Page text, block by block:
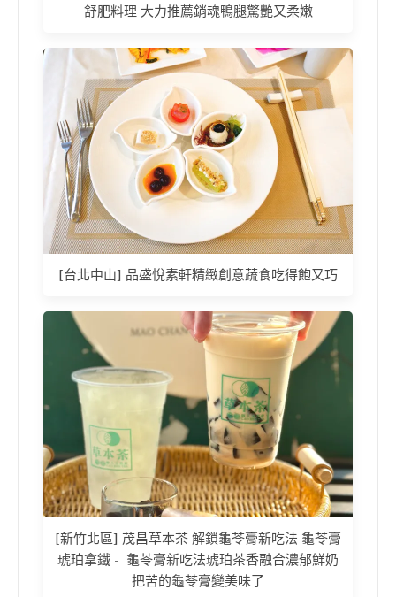
舒肥料理 大力推薦銷魂鴨腿驚艷又柔嫩
[台北中山] 品盛悅素軒精緻創意蔬食吃得飽又巧
[新竹北區] 茂昌草本茶 解鎖龜苓膏新吃法 龜苓膏
琥珀拿鐵 - 龜苓膏新吃法琥珀茶香融合濃郁鮮奶
把苦的龜苓膏變美味了